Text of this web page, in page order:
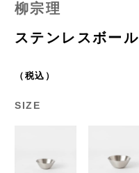
柳宗理
ステンレスボール
（税込）
SIZE